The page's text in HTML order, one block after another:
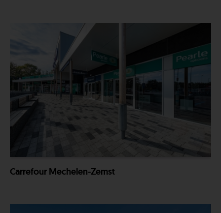
Carrefour Mechelen-Zemst